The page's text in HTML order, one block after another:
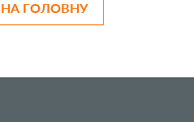
НА ГОЛОВНУ